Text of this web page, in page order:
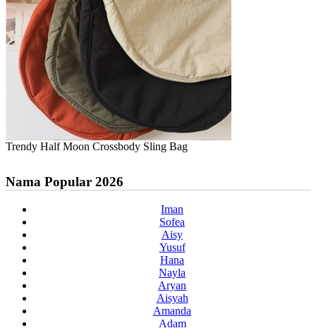
Trendy Half Moon Crossbody Sling Bag
Nama Popular 2026
Iman
Sofea
Aisy
Yusuf
Hana
Nayla
Aryan
Aisyah
Amanda
Adam